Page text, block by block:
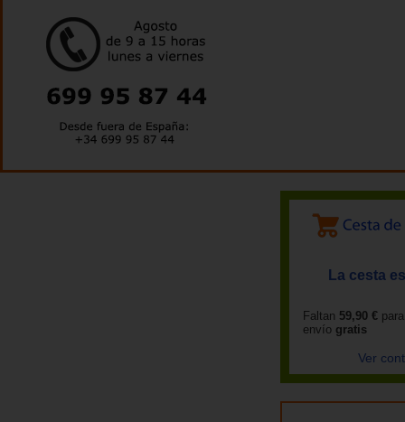
La cesta
Faltan 59,90 €
envío gratis
Ver